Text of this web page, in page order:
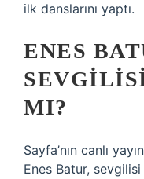
ilk danslarını yaptı.
ENES
MI?
Sayfa’nın canlı
Enes Batur, sevgilisi